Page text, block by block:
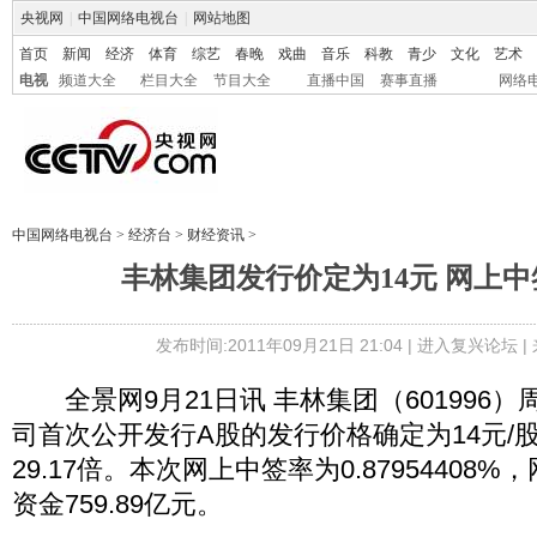
央视网 中国网络电视台 网站地图
首页 新闻 经济 体育 综艺 春晚 戏曲 音乐 科教 青少 文化
艺术
电视
频道大全 栏目大全 节目大全 直播中国 赛事直播 网络
中国网络电视台 > 经济台 > 财经资讯 >
丰林集团发行价定为14元 网上
发布时间:2011年09月21日 21:04 | 进入复兴论坛|
全景网9月21日讯 丰林集团（601996）
司首次公开发行A股的发行价格确定为14元/
29.17倍。本次网上中签率为0.87954408%
资金759.89亿元。